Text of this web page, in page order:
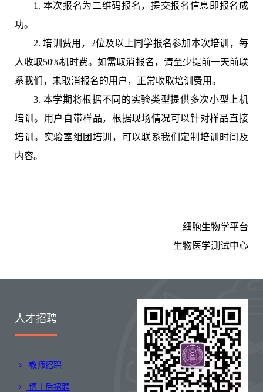
1. 本次报名为二维码报名，提交报名信息即报名成
功。
2. 培训费用，2位及以上同学报名参加本次培训，每
人收取50%机时费。如需取消报名，请至少提前一天前联
系我们，未取消报名的用户，正常收取培训费用。
3. 本学期将根据不同的实验类型提供多次小型上机
培训。用户自带样品，根据现场情况可以针对样品直接
培训。实验室组团培训，可以联系我们定制培训时间及
内容。
细胞生物学平台
生物医学测试中心
人才招聘
教师招聘
博士后招聘